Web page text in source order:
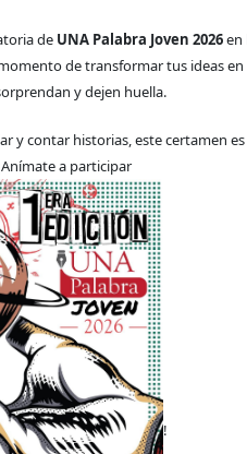
de UNA Palabra Joven 2026en
momento de transformar tus ideas
y dejen huella.
y contar historias, este certamen
a participar
!